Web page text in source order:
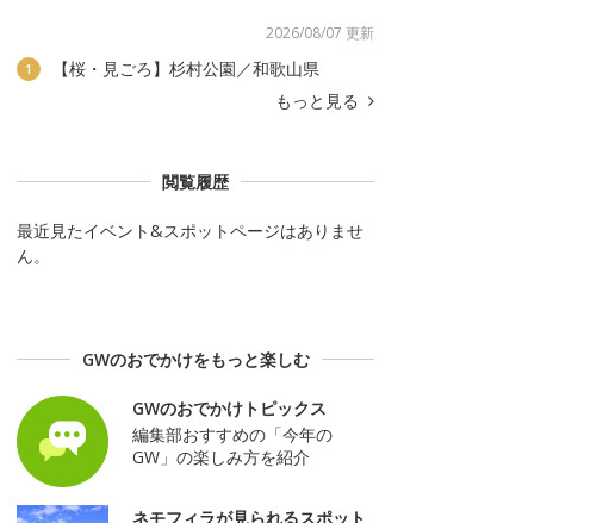
2026/08/07 更新
1
【桜・見ごろ】杉村公園／和歌山県
もっと見る
閲覧履歴
最近見たイベント&スポットページはありませ
ん。
GWのおでかけをもっと楽しむ
GWのおでかけトピックス
編集部おすすめの「今年の
GW」の楽しみ方を紹介
ネモフィラが見られるスポット